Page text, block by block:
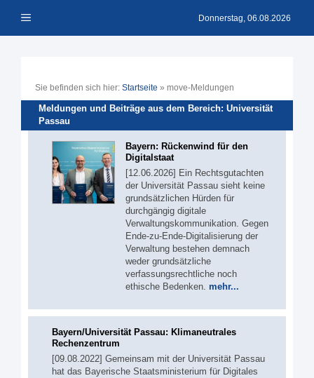
Inhalt Menü Donnerstag, 06.08.2026
Sie befinden sich hier: Startseite » move-Meldungen
Meldungen und Beiträge aus dem Bereich: Universität
Passau
Bayern: Rückenwind für den
Digitalstaat
[12.06.2026] Ein Rechtsgutachten
der Universität Passau sieht keine
grundsätzlichen Hürden für
durchgängig digitale
Verwaltungskommunikation. Gegen
Ende-zu-Ende-Digitalisierung der
Verwaltung bestehen demnach
weder grundsätzliche
verfassungsrechtliche noch
ethische Bedenken. mehr...
Bayern/Universität Passau: Klimaneutrales
Rechenzentrum
[09.08.2022] Gemeinsam mit der Universität Passau
hat das Bayerische Staatsministerium für Digitales